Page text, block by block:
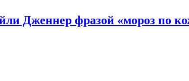
Дженнер фразой «мороз по